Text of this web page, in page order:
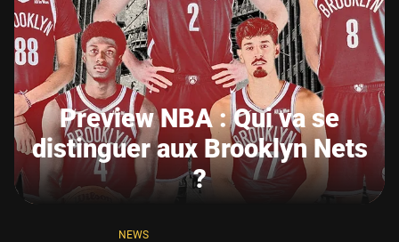
Preview NBA : Qui va se
distinguer aux Brooklyn Nets
?
NEWS